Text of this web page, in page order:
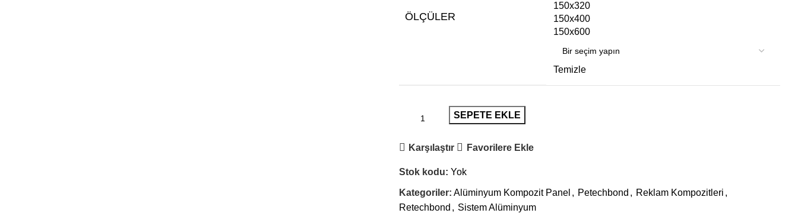
ÖLÇÜLER
150x320
150x400
150x600
Temizle
SEPETE EKLE
Karşılaştır Favorilere Ekle
Stok kodu: Yok
Kategoriler: Alüminyum Kompozit Panel , Petechbond , Reklam Kompozitleri ,
Retechbond , Sistem Alüminyum